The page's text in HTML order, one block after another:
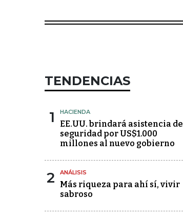
TENDENCIAS
1 HACIENDA
EE.UU. brindará asistencia de
seguridad por US$1.000
millones al nuevo gobierno
2 ANÁLISIS
Más riqueza para ahí sí, vivir
sabroso